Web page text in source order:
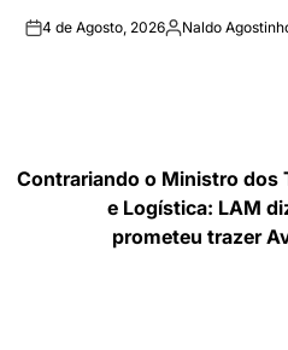
on4 de Agosto, 2026Publicado
Naldo
Contrariando o Ministro dos
e Logística: LAM
prometeu trazer